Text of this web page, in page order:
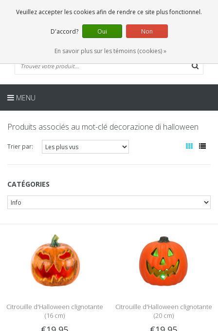
0 Articles
FR
MENU
Produits associés au mot-clé decorazione di halloween
Trier par:
CATÉGORIES
Citrouille d'Halloween clignotante
(16 cm)
Citrouille d'Halloween clignotante
(20 cm)
Veuillez accepter les cookies afin de rendre ce site plus fonctionnel.
D'accord? Oui Non
En savoir plus sur les témoins (cookies) »